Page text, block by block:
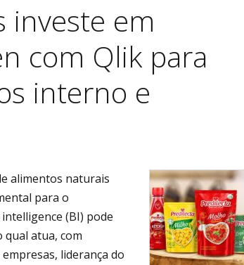
investe em
com Qlik para
interno e
alimentos naturais
para o
(BI) pode
qual atua, com
liderança do